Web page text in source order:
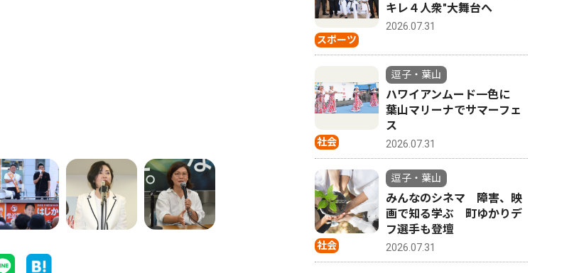
スポーツ
キレ４人衆"大舞台へ
2026.07.31
社会
逗子・葉山
ハワイアンムード一色に
葉山マリーナでサマーフェ
ス
2026.07.31
社会
逗子・葉山
みんなのシネマ 障害、映
画で知る学ぶ 町ゆかりデ
フ選手も登壇
2026.07.31